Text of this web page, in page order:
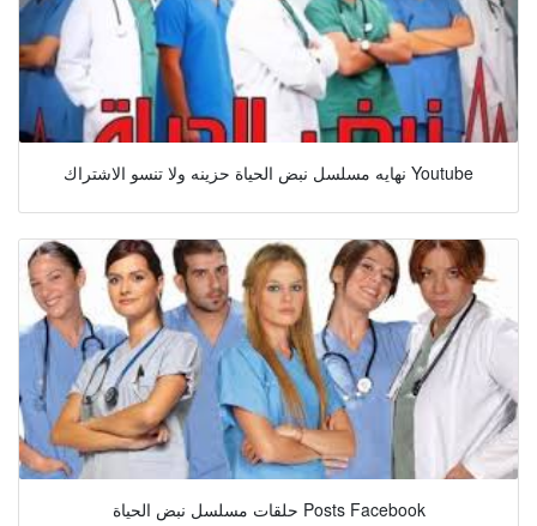
نهايه مسلسل نبض الحياة حزينه ولا تنسو الاشتراك Youtube
حلقات مسلسل نبض الحياة Posts Facebook